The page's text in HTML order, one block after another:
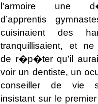
l'armoire une
d’apprentis
cuisinaient des
tranquillisaient, et ne
de r�p�ter qu’il
voir un dentiste, un
conseiller de vie
insistant sur le